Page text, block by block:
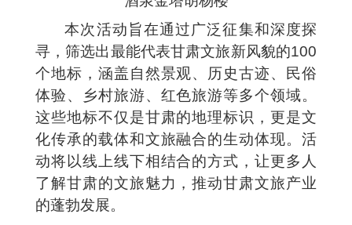
本次活动旨在通过广泛征集和深度探
寻，筛选出最能代表甘肃文旅新风貌的100
个地标，涵盖自然景观、历史古迹、民俗
体验、乡村旅游、红色旅游等多个领域。
这些地标不仅是甘肃的地理标识，更是文
化传承的载体和文旅融合的生动体现。活
动将以线上线下相结合的方式，让更多人
了解甘肃的文旅魅力，推动甘肃文旅产业
的蓬勃发展。